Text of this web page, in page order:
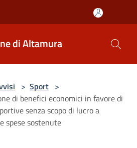
di Altamura
> Sport >
di benefici economici in favore di
senza scopo di lucro a
spese sostenute